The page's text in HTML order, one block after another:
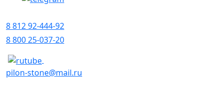
8 812 92-444-92
8 800 25-037-20
pilon-stone@mail.ru